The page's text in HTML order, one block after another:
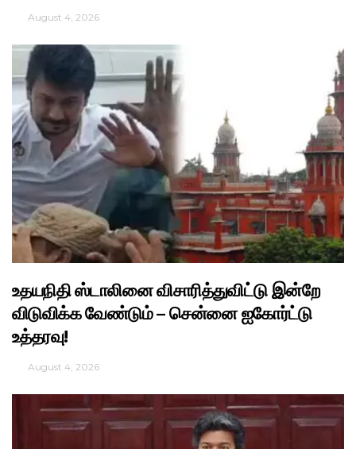
August 4, 2026
உதயநிதி ஸ்டாலினை விசாரித்துவிட்டு இன்றே
விடுவிக்க வேண்டும் – சென்னை ஐகோர்ட்டு
உத்தரவு!
August 4, 2026